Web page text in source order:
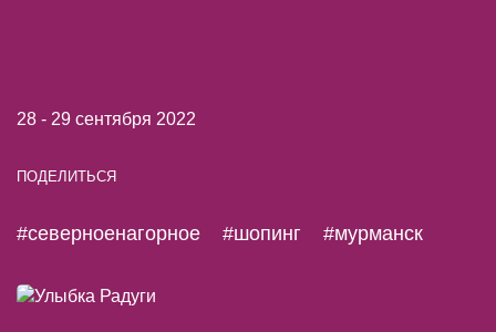
28 - 29 сентября 2022
ПОДЕЛИТЬСЯ
#северноенагорное #шопинг #мурманск